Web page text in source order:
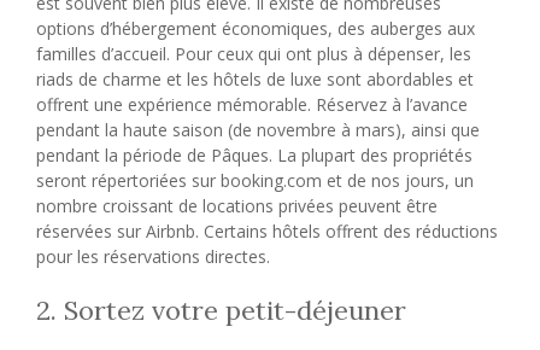
options d’hébergement économiques, des auberges aux
familles d’accueil. Pour ceux qui ont plus à dépenser, les
riads de charme et les hôtels de luxe sont abordables et
offrent une expérience mémorable. Réservez à l’avance
pendant la haute saison (de novembre à mars), ainsi que
pendant la période de Pâques. La plupart des propriétés
seront répertoriées sur booking.com et de nos jours, un
nombre croissant de locations privées peuvent être
réservées sur Airbnb. Certains hôtels offrent des réductions
pour les réservations directes.
2. Sortez votre petit-déjeuner